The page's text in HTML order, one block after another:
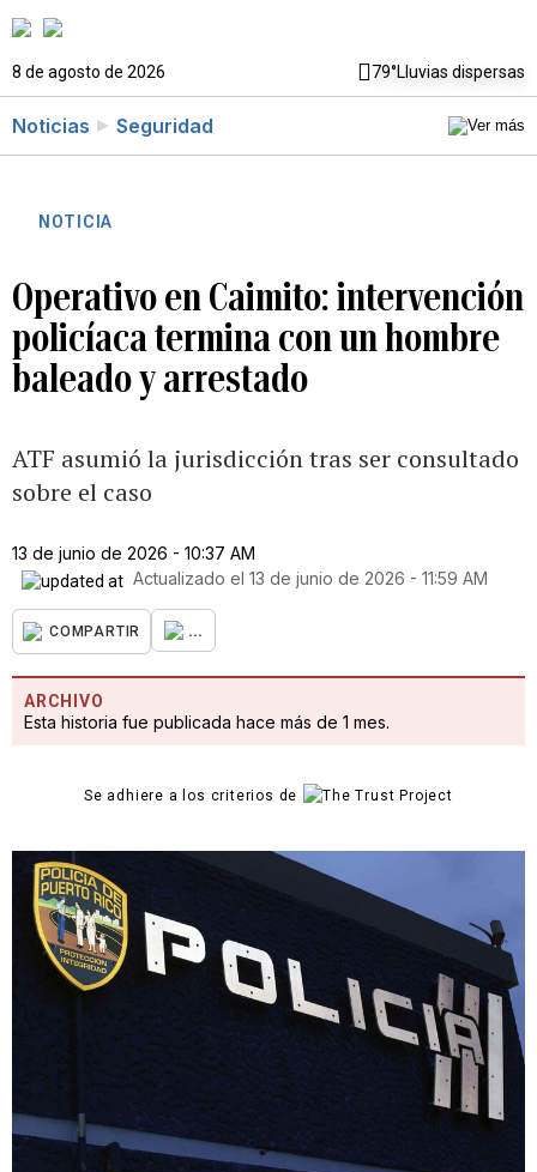
8 de agosto de 2026 79°Lluvias dispersas
Noticias Seguridad
NOTICIA
Operativo en Caimito: intervención
policíaca termina con un hombre
baleado y arrestado
ATF asumió la jurisdicción tras ser consultado
sobre el caso
13 de junio de 2026 - 10:37 AM
Actualizado el 13 de junio de 2026 - 11:59 AM
COMPARTIR ...
ARCHIVO
Esta historia fue publicada hace más de 1 mes.
Se adhiere a los criterios de